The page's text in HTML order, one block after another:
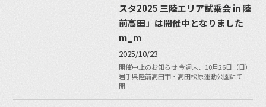
スタ2025 三陸エリア試乗会 in 陸
前高田」は開催中となりました
m_m
2025/10/23
開催中止のお知らせ 今週末、10月26日（日）
岩手県陸前高田市・高田松原運動公園にて
開…